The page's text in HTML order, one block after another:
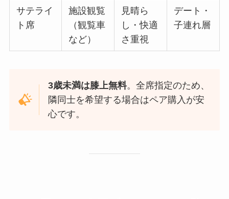
サテライ
ト席
施設観覧
（観覧車
など）
見晴ら
し・快適
さ重視
デート・
子連れ層
3歳未満は膝上無料。全席指定のため、
隣同士を希望する場合はペア購入が安
心です。